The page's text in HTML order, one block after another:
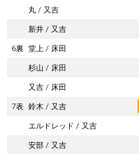
丸
又吉
新井
又吉
6裏 堂上 床田
杉山
床田
又吉
床田
7表 鈴木 又吉
エルドレッド
又吉
安部
又吉